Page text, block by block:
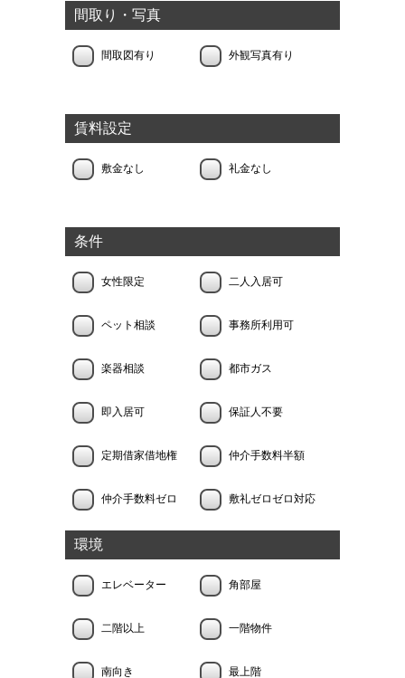
間取り・写真
間取図有り 外観写真有り
賃料設定
敷金なし 礼金なし
条件
女性限定 二人入居可
ペット相談 事務所利用可
楽器相談 都市ガス
即入居可 保証人不要
定期借家借地権 仲介手数料半額
仲介手数料ゼロ 敷礼ゼロゼロ対応
環境
エレベーター 角部屋
二階以上 一階物件
南向き 最上階